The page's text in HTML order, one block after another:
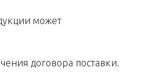
может
договора поставки.